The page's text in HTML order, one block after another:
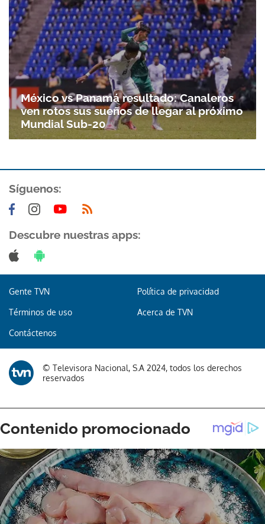
México vs Panamá resultado: Canaleros
ven rotos sus sueños de llegar al próximo
Mundial Sub-20
Síguenos:
Descubre nuestras apps:
Gente TVN Política de privacidad
Términos de uso Acerca de TVN
Contáctenos
© Televisora Nacional, S.A 2024, todos los derechos
reservados